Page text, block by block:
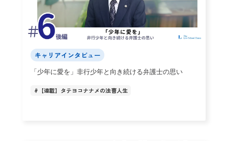
キャリアインタビュー
「少年に愛を」非行少年と向き続ける弁護士の思い
# 【連載】タテヨコナナメの法曹人生